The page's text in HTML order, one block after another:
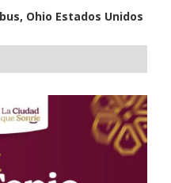
Ohio Estados Unidos